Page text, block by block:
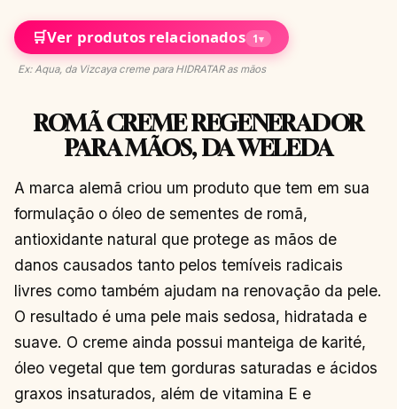
🛒Ver produtos relacionados 1▾
Ex: Aqua, da Vizcaya creme para HIDRATAR as mãos
ROMÃ CREME REGENERADOR
PARA MÃOS, DA WELEDA
A marca alemã criou um produto que tem em sua
formulação o óleo de sementes de romã,
antioxidante natural que protege as mãos de
danos causados tanto pelos temíveis radicais
livres como também ajudam na renovação da pele.
O resultado é uma pele mais sedosa, hidratada e
suave. O creme ainda possui manteiga de karité,
óleo vegetal que tem gorduras saturadas e ácidos
graxos insaturados, além de vitamina E e